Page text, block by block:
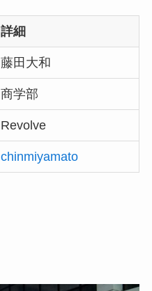
詳細
藤田大和
商学部
Revolve
chinmiyamato